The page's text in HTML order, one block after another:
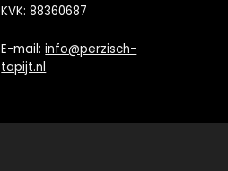
KVK: 88360687
E-mail:info@perzisch-
tapijt.nl